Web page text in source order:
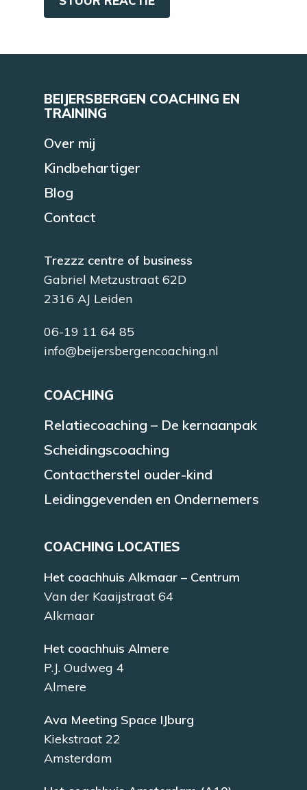
BEIJERSBERGEN COACHING EN
TRAINING
Over mij
Kindbehartiger
Blog
Contact
Trezzz centre of business
Gabriel Metzustraat 62D
2316 AJ Leiden
06-19 11 64 85
info@beijersbergencoaching.nl
COACHING
Relatiecoaching – De kernaanpak
Scheidingscoaching
Contactherstel ouder-kind
Leidinggevenden en Ondernemers
COACHING LOCATIES
Het coachhuis Alkmaar – Centrum
Van der Kaaijstraat 64
Alkmaar
Het coachhuis Almere
P.J. Oudweg 4
Almere
Ava Meeting Space IJburg
Kiekstraat 22
Amsterdam